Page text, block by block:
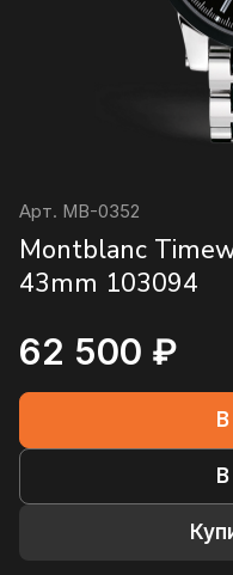
Арт. MB-0352
Montblanc
43mm 103094
62 500 ₽